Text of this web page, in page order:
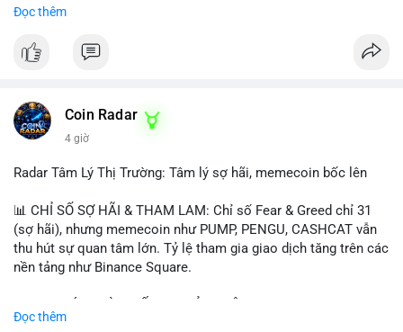
Đọc thêm
Coin Radar
4 giờ
Radar Tâm Lý Thị Trường: Tâm lý sợ hãi, memecoin bốc lên
📊 CHỈ SỐ SỢ HÃI & THAM LAM: Chỉ số Fear & Greed chỉ 31
(sợ hãi), nhưng memecoin như PUMP, PENGU, CASHCAT vẫn
thu hút sự quan tâm lớn. Tỷ lệ tham gia giao dịch tăng trên các
nền tảng như Binance Square.
CASHCAT, SUI, TAO xuất hiện nhiều trong tìm kiếm Việt Nam
Đọc thêm